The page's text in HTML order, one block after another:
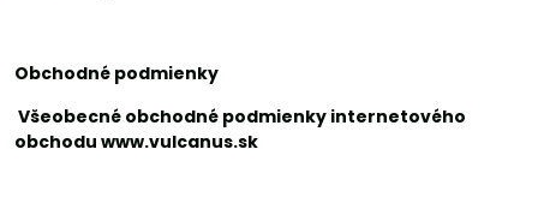
Obchodné podmienky
Všeobecné obchodné podmienky internetového
obchodu www.vulcanus.sk